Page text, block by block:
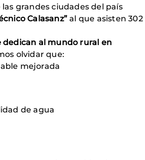
las grandes ciudades del país
Calasanz” al que asisten 302
dedican al mundo rural en
olvidar que:
mejorada
de agua